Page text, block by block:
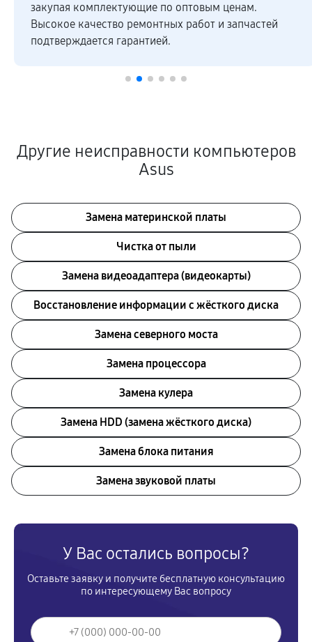
закупая комплектующие по оптовым ценам.
Высокое качество ремонтных работ и запчастей
подтверждается гарантией.
Другие неисправности компьютеров
Asus
Замена материнской платы
Чистка от пыли
Замена видеоадаптера (видеокарты)
Восстановление информации с жёсткого диска
Замена северного моста
Замена процессора
Замена кулера
Замена HDD (замена жёсткого диска)
Замена блока питания
Замена звуковой платы
У Вас остались вопросы?
Оставьте заявку и получите бесплатную консультацию
по интересующему Вас вопросу